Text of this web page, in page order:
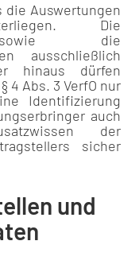
die Auswertungen
Die
sowie die
ausschließlich
hinaus dürfen
4 Abs. 3 VerfO nur
Identifizierung
auch
der
sicher
und